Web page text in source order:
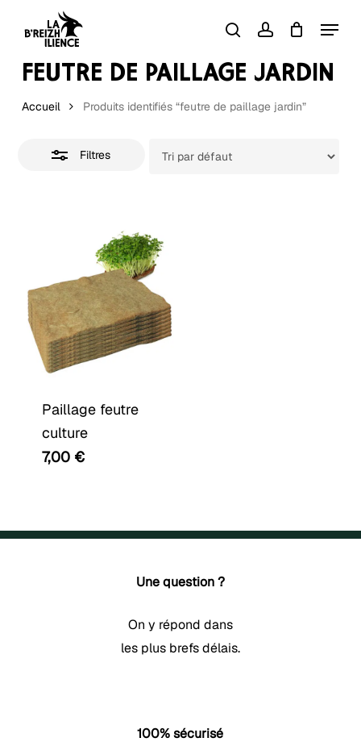
content
searchaccount
Menu
Panier Close
FEUTRE DE PAILLAGE JARDIN
Accueil Produits identifiés “feutre de paillage jardin”
Filtres
Close
Paillage feutre
culture
7,00 €
Une question ?
On y répond dans
les plus brefs délais.
100% sécurisé